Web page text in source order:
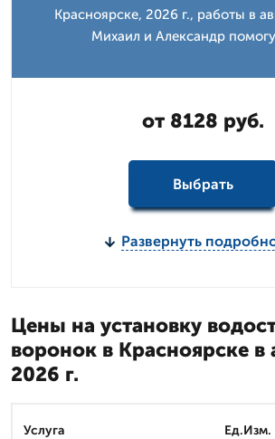
Красноярске, 2026 г., работы в
Михаил и Александр
от 8128 руб.
Выбрать
Развернуть
Цены на установку
воронок в Красноярске в
2026 г.
Услуга Ед.Изм.